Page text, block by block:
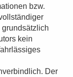
bzw.
grundsätzlich
kein
Der